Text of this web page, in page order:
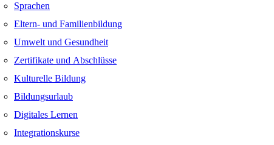
Sprachen
Eltern- und Familienbildung
Umwelt und Gesundheit
Zertifikate und Abschlüsse
Kulturelle Bildung
Bildungsurlaub
Digitales Lernen
Integrationskurse